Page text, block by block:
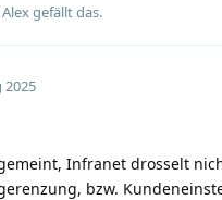
Alexgefällt das.
2025
Infranet drosselt
bzw.